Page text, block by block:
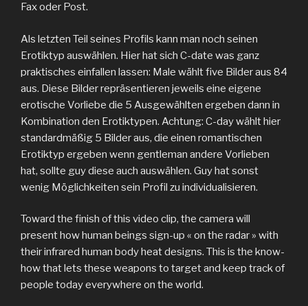
Fax oder Post.
Als letzten Teil seines Profils kann man noch seinen
Erotiktyp auswählen. Hier hat sich C-date was ganz
praktisches einfallen lassen: Male wählt five Bilder aus 84
aus. Diese Bilder repräsentieren jeweils eine eigene
erotische Vorliebe die 5 Ausgewählten ergeben dann in
Kombination den Erotiktypen. Achtung: C-day wählt hier
standardmäßig 5 Bilder aus, die einen romantischen
Erotiktyp ergeben wenn gentleman andere Vorlieben
hat, sollte guy diese auch auswählen. Guy hat sonst
wenig Möglichkeiten sein Profil zu individualisieren.
Toward the finish of this video clip, the camera will
present how human beings sign-up « on the radar » with
their infrared human body heat designs. This is the know-
how that lets these weapons to target and keep track of
people today everywhere on the world.